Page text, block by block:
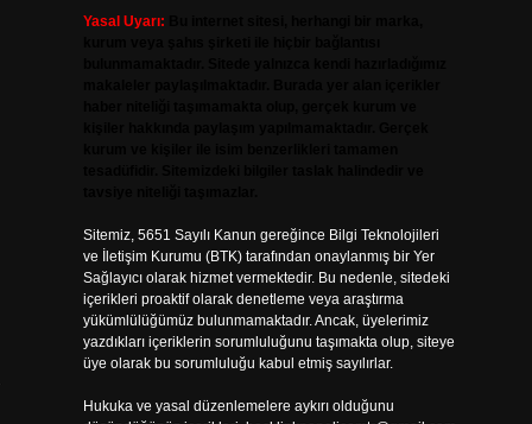
Yasal Uyarı:
Sitemiz, 5651 Sayılı Kanun gereğince Bilgi Teknolojileri
ve İletişim Kurumu (BTK) tarafından onaylanmış bir Yer
Sağlayıcı olarak hizmet vermektedir. Bu nedenle, sitedeki
içerikleri proaktif olarak denetleme veya araştırma
yükümlülüğümüz bulunmamaktadır. Ancak, üyelerimiz
yazdıkları içeriklerin sorumluluğunu taşımakta olup, siteye
üye olarak bu sorumluluğu kabul etmiş sayılırlar.
Hukuka ve yasal düzenlemelere aykırı olduğunu